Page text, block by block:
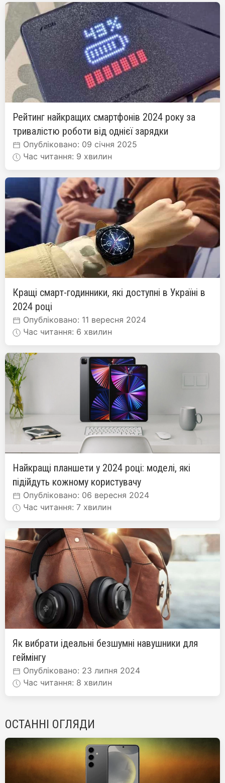
Рейтинг найкращих смартфонів 2024 року за
тривалістю роботи від однієї зарядки
Опубліковано: 09 січня 2025
Час читання: 9 хвилин
Кращі смарт-годинники, які доступні в Україні в
2024 році
Опубліковано: 11 вересня 2024
Час читання: 6 хвилин
Найкращі планшети у 2024 році: моделі, які
підійдуть кожному користувачу
Опубліковано: 06 вересня 2024
Час читання: 7 хвилин
Як вибрати ідеальні безшумні навушники для
геймінгу
Опубліковано: 23 липня 2024
Час читання: 8 хвилин
ОСТАННІ ОГЛЯДИ